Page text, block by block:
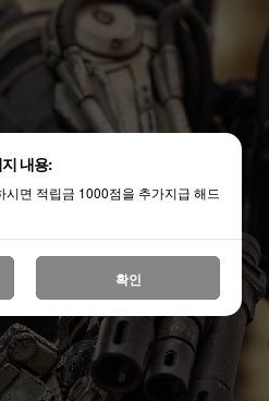
내용:
면 적립금 1000점을 추가지급 해드
확인